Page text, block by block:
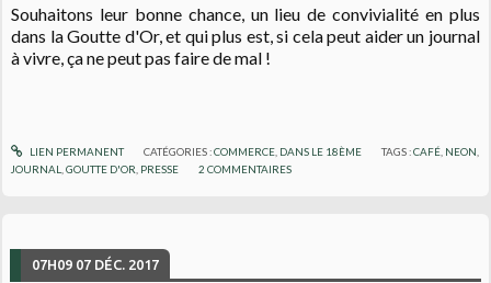
Souhaitons leur bonne chance, un lieu de convivialité en plus
dans la Goutte d'Or, et qui plus est, si cela peut aider un journal
à vivre, ça ne peut pas faire de mal !
LIEN PERMANENT CATÉGORIES :COMMERCE, DANS LE 18ÈME TAGS :CAFÉ NEON
JOURNAL ,GOUTTE D'OR PRESSE 2 COMMENTAIRES
07H09 07 DÉC. 2017